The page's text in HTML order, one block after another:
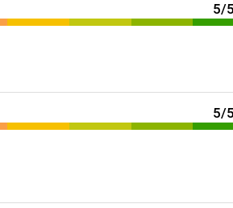
5/5
5/5